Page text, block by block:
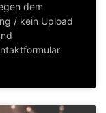
dem
/ kein Upload